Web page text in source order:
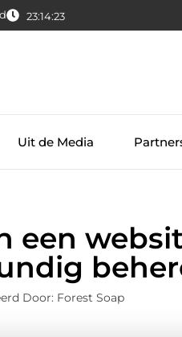
23:14:24
Uit de Media
een
Door: Forest Soap